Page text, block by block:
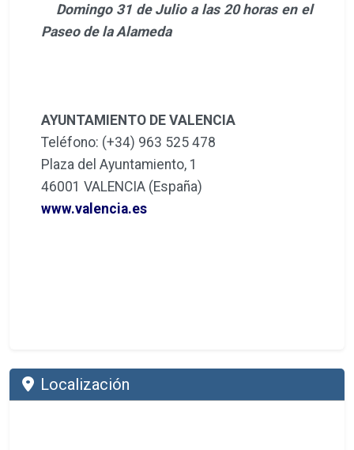
Domingo 31 de Julio a las 20 horas en el
Paseo de la Alameda
AYUNTAMIENTO DE VALENCIA
Teléfono: (+34) 963 525 478
Plaza del Ayuntamiento, 1
46001 VALENCIA (España)
www.valencia.es
Localización